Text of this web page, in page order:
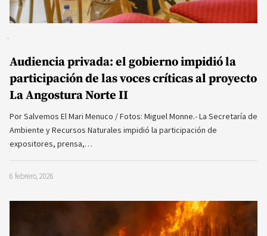
Audiencia privada: el gobierno impidió la
participación de las voces críticas al proyecto
La Angostura Norte II
Por Salvemos El Mari Menuco / Fotos: Miguel Monne.- La Secretaría de
Ambiente y Recursos Naturales impidió la participación de
expositores, prensa,…
6 febrero, 2026